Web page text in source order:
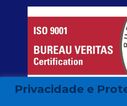
Privacidade e